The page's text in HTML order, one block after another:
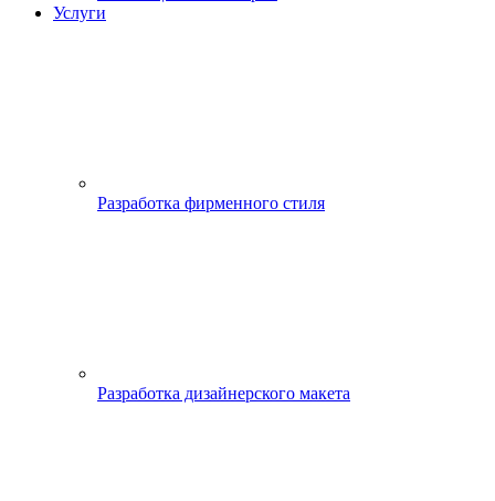
Услуги
Разработка фирменного стиля
Разработка дизайнерского макета